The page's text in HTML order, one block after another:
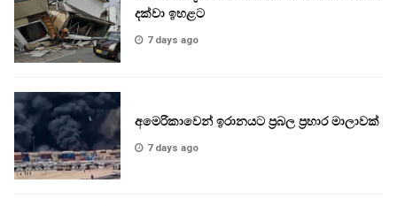
දක්වා ඉහළට
7 days ago
අමෙරිකාවෙන් ඉරානයට ප්‍රබල ප්‍රහාර මාලාවක්
7 days ago